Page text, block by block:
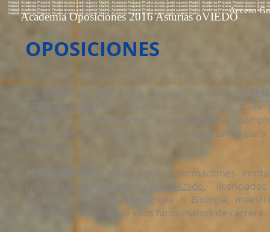
Academia Oposiciones 2016 Asturias oVIEDOAcceso
Madrid, Academia Preparar Prueba acceso grado superior Madrid, Academia Preparar Prueba acceso grado superior Madrid, Academia Preparar Prueba acceso
Madrid, Academia Preparar Prueba acceso grado superior Madrid, Academia Preparar Prueba acceso grado superior Madrid, Academia Preparar Prueba acceso
Madrid, Academia Preparar Prueba acceso grado superior Madrid, Academia Preparar Prueba acceso grado superior Madrid, Academia Preparar Prueba acceso
Madrid, Academia Preparar Prueba acceso grado superior Madrid, Academia Preparar Prueba acceso grado superior Madrid,
OPOSICIONES
Ser opositor es una decisión que requiere mucho
y esfuerzo. Por ello, optar por un
ESPECIALIZADO
y reconocido es un factor clave
adquirir una formación y preparación
ALEA cuenta con todos los medios necesarios para
propósito:
PROFESORADO
: para algunas formaciones
con un profesorado
especializado,
Derecho, Psicología, Pedagogía o Biología,
profesores, algunos de ellos funcionarios de carrera.